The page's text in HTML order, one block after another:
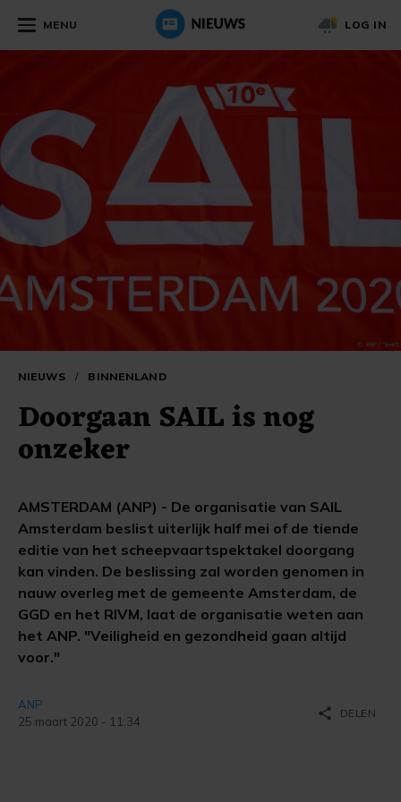
MENU LOG IN
NIEUWS / BINNENLAND
Doorgaan SAIL is nog
onzeker
AMSTERDAM (ANP) - De organisatie van SAIL
Amsterdam beslist uiterlijk half mei of de tiende
editie van het scheepvaartspektakel doorgang
kan vinden. De beslissing zal worden genomen in
nauw overleg met de gemeente Amsterdam, de
GGD en het RIVM, laat de organisatie weten aan
het ANP. "Veiligheid en gezondheid gaan altijd
voor."
ANP
25 maart 2020 - 11:34
share DELEN